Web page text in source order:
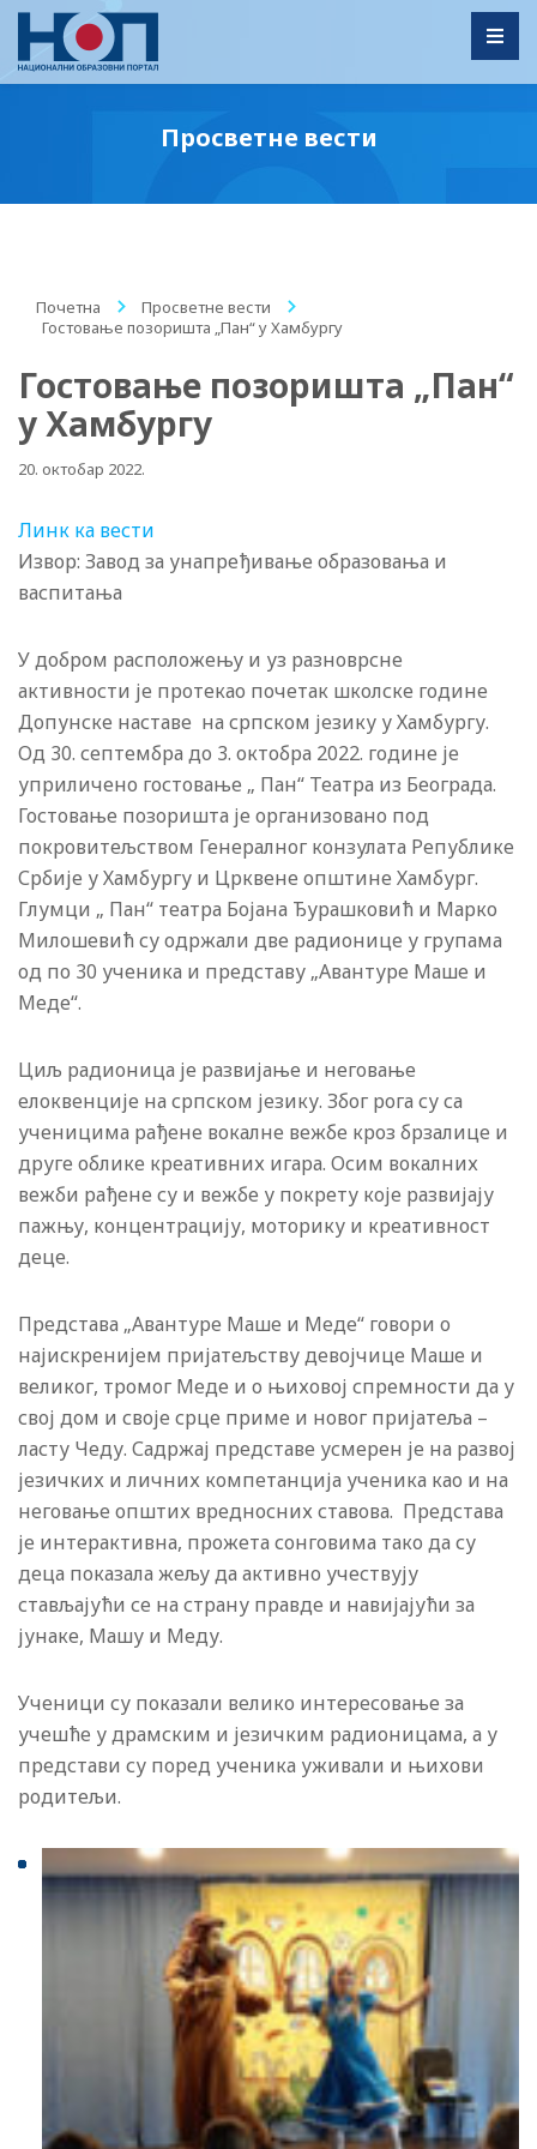
Просветне вести
Почетна / Просветне вести
/
Гостовање позоришта „Пан“ у Хамбургу
Гостовање позоришта „Пан“
у Хамбургу
20. октобар 2022.
Линк ка вести
Извор: Завод за унапређивање образовања и
васпитања
У добром расположењу и уз разноврсне
активности је протекао почетак школске године
Допунске наставе на српском језику у Хамбургу.
Од 30. септембра до 3. октобра 2022. године је
уприличено гостовање „ Пан“ Театра из Београда.
Гостовање позоришта је организовано под
покровитељством Генералног конзулата Републике
Србије у Хамбургу и Црквене општине Хамбург.
Глумци „ Пан“ театра Бојана Ђурашковић и Марко
Милошевић су одржали две радионице у групама
од по 30 ученика и представу „Авантуре Маше и
Меде“.
Циљ радионица је развијање и неговање
елоквенције на српском језику. Због рога су са
ученицима рађене вокалне вежбе кроз брзалице и
друге облике креативних игара. Осим вокалних
вежби рађене су и вежбе у покрету које развијају
пажњу, концентрацију, моторику и креативност
деце.
Представа „Авантуре Маше и Меде“ говори о
најискренијем пријатељству девојчице Маше и
великог, тромог Меде и о њиховој спремности да у
свој дом и своје срце приме и новог пријатеља –
ласту Чеду. Садржај представе усмерен је на развој
језичких и личних компетанција ученика као и на
неговање општих вредносних ставова. Представа
је интерактивна, прожета сонговима тако да су
деца показала жељу да активно учествују
стављајући се на страну правде и навијајући за
јунаке, Машу и Меду.
Ученици су показали велико интересовање за
учешће у драмским и језичким радионицама, а у
представи су поред ученика уживали и њихови
родитељи.